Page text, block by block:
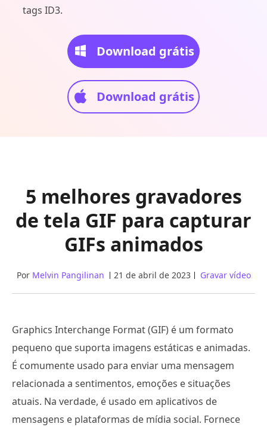
tags ID3.
Download grátis
Download grátis
5 melhores gravadores
de tela GIF para capturar
GIFs animados
Por Melvin Pangilinan 21 de abril de 2023 Gravar vídeo
Graphics Interchange Format (GIF) é um formato
pequeno que suporta imagens estáticas e animadas.
É comumente usado para enviar uma mensagem
relacionada a sentimentos, emoções e situações
atuais. Na verdade, é usado em aplicativos de
mensagens e plataformas de mídia social. Fornece